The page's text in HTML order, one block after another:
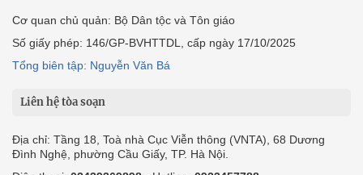
Cơ quan chủ quản: Bộ Dân tộc và Tôn giáo
Số giấy phép: 146/GP-BVHTTDL, cấp ngày 17/10/2025
Tổng biên tập: Nguyễn Văn Bá
Liên hệ tòa soạn
Địa chỉ: Tầng 18, Toà nhà Cục Viễn thông (VNTA), 68 Dương
Đình Nghệ, phường Cầu Giấy, TP. Hà Nội.